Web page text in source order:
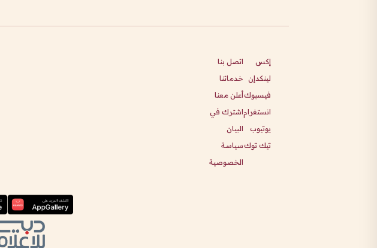
إكس
لينكدإن
فيسبوك
انستغرام
يوتيوب
تيك توك
اتصل بنا
خدماتنا
أعلن معنا
اشترك في
البيان
سياسة
الخصوصية